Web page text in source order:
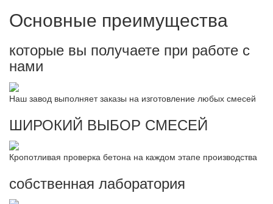
Основные преимущества
которые вы получаете при работе с
нами
Наш завод выполняет заказы на изготовление любых смесей
ШИРОКИЙ ВЫБОР СМЕСЕЙ
Кропотливая проверка бетона на каждом этапе производства
собственная лаборатория